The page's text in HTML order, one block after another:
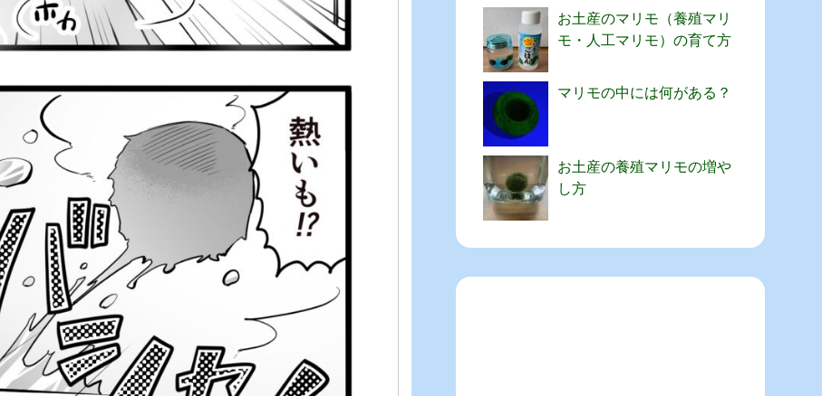
お土産のマリモ（養殖マリ
モ・人工マリモ）の育て方
マリモの中には何がある？
お土産の養殖マリモの増や
し方